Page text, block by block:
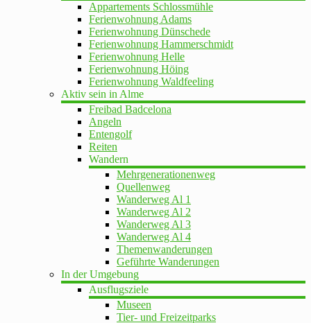
Appartements Schlossmühle
Ferienwohnung Adams
Ferienwohnung Dünschede
Ferienwohnung Hammerschmidt
Ferienwohnung Helle
Ferienwohnung Höing
Ferienwohnung Waldfeeling
Aktiv sein in Alme
Freibad Badcelona
Angeln
Entengolf
Reiten
Wandern
Mehrgenerationenweg
Quellenweg
Wanderweg Al 1
Wanderweg Al 2
Wanderweg Al 3
Wanderweg Al 4
Themenwanderungen
Geführte Wanderungen
In der Umgebung
Ausflugsziele
Museen
Tier- und Freizeitparks